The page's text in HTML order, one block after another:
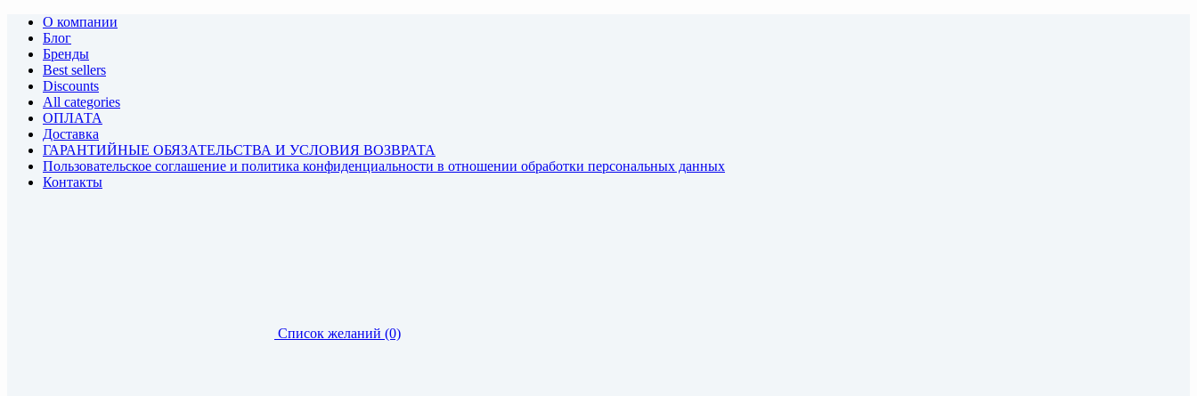
О компании
Блог
Бренды
Best sellers
Discounts
All categories
ОПЛАТА
Доставка
ГАРАНТИЙНЫЕ ОБЯЗАТЕЛЬСТВА И УСЛОВИЯ ВОЗВРАТА
Пользовательское соглашение и политика конфиденциальности в отношении обработки персональных данных
Контакты
Список желаний (0)